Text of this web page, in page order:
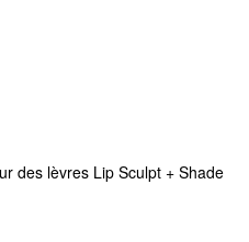
des lèvres Lip Sculpt + Shade